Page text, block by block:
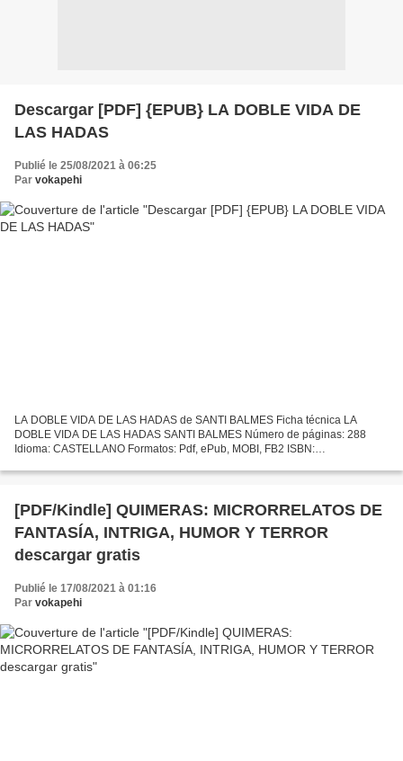
Descargar [PDF] {EPUB} LA DOBLE VIDA DE
LAS HADAS
Publié le 25/08/2021 à 06:25
Par vokapehi
LA DOBLE VIDA DE LAS HADAS de SANTI BALMES Ficha técnica LA
DOBLE VIDA DE LAS HADAS SANTI BALMES Número de páginas: 288
Idioma: CASTELLANO Formatos: Pdf, ePub, MOBI, FB2 ISBN:
2014 Descargar...
[PDF/Kindle] QUIMERAS: MICRORRELATOS DE
FANTASÍA, INTRIGA, HUMOR Y TERROR
descargar gratis
Publié le 17/08/2021 à 01:16
Par vokapehi